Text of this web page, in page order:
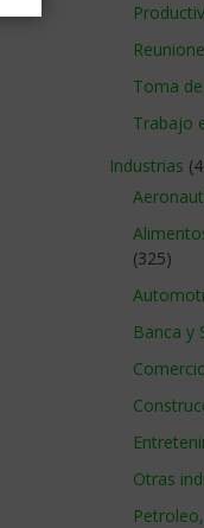
Toma
Trabajo
Industrias
(325)
Banca y
Otras